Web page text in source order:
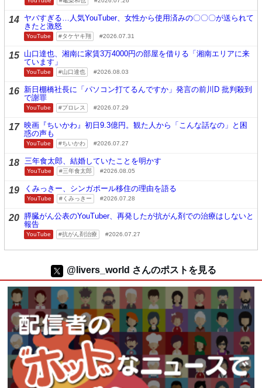
14 ヤバすぎる…人気YouTuber、女性から使用済みの〇〇〇が送られて
きたと激怒
YouTube タケヤキ翔 2026.07.31
15 山口達也、湘南に家賃3万4000円の部屋を借りる「湘南エリアに来
ています」
YouTube 山口達也 2026.08.03
16 新日棚橋社長に「パソコン打てるんですか」発言の前川D 批判殺到
で謝罪
YouTube プロレス 2026.07.29
17 映画『ちいかわ』初日9.3億円。観た人から「こんな話なの」と困
惑の声も
YouTube ちいかわ 2026.07.27
18 三年食太郎、結婚していたことを明かす
YouTube 三年食太郎 2026.08.05
19 くみっきー、シンガポール移住の理由を語る
YouTube くみっきー 2026.07.28
20 膵臓がん公表のYouTuber、再発したが抗がん剤での治療はしないと
報告
YouTube 抗がん剤治療 2026.07.27
@livers_world さんのポストを見る